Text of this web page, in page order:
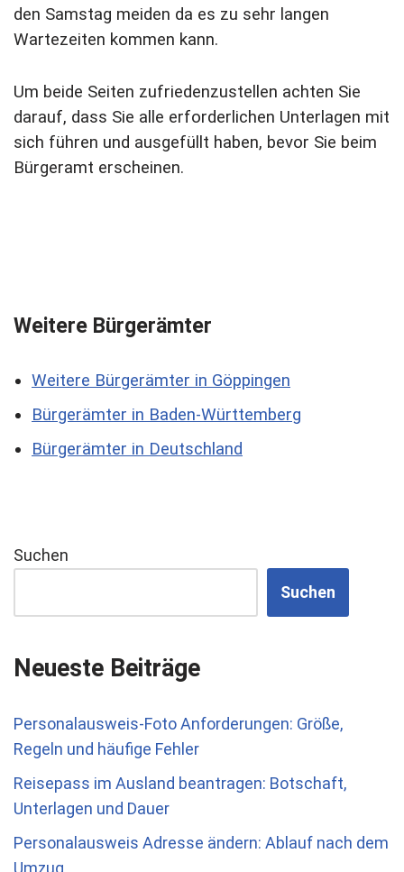
den Samstag meiden da es zu sehr langen
Wartezeiten kommen kann.
Um beide Seiten zufriedenzustellen achten Sie
darauf, dass Sie alle erforderlichen Unterlagen mit
sich führen und ausgefüllt haben, bevor Sie beim
Bürgeramt erscheinen.
Weitere Bürgerämter
Weitere Bürgerämter in Göppingen
Bürgerämter in Baden-Württemberg
Bürgerämter in Deutschland
Suchen
Suchen
Neueste Beiträge
Personalausweis-Foto Anforderungen: Größe,
Regeln und häufige Fehler
Reisepass im Ausland beantragen: Botschaft,
Unterlagen und Dauer
Personalausweis Adresse ändern: Ablauf nach dem
Umzug